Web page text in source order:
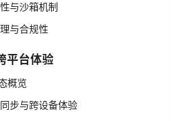
与沙箱机制
与合规性
平台体验
概览
步与跨设备体验